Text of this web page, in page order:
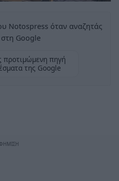
Notospress όταν αναζητάς
στη Google
πηγή
της Google